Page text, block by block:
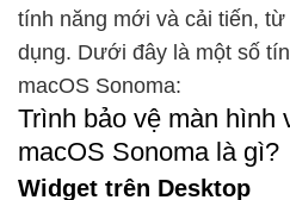
tính năng mới và cải tiến,
dụng. Dưới đây là một số
macOS Sonoma:
Trình bảo vệ màn hình
macOS Sonoma là gì?
Widget trên Desktop